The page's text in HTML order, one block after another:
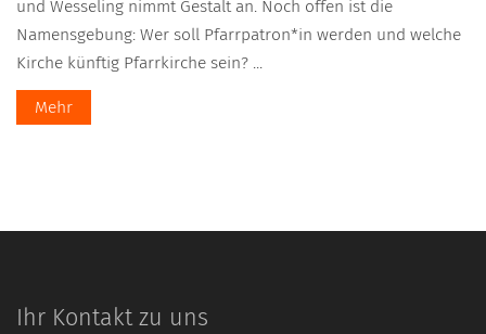
und Wesseling nimmt Gestalt an. Noch offen ist die
Namensgebung: Wer soll Pfarrpatron*in werden und welche
Kirche künftig Pfarrkirche sein? ...
Mehr
Ihr Kontakt zu uns